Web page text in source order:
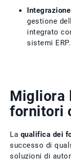
gestione
integrato
sistemi ERP.
Migliora
fornitori
La qualifica dei
successo di
soluzioni di